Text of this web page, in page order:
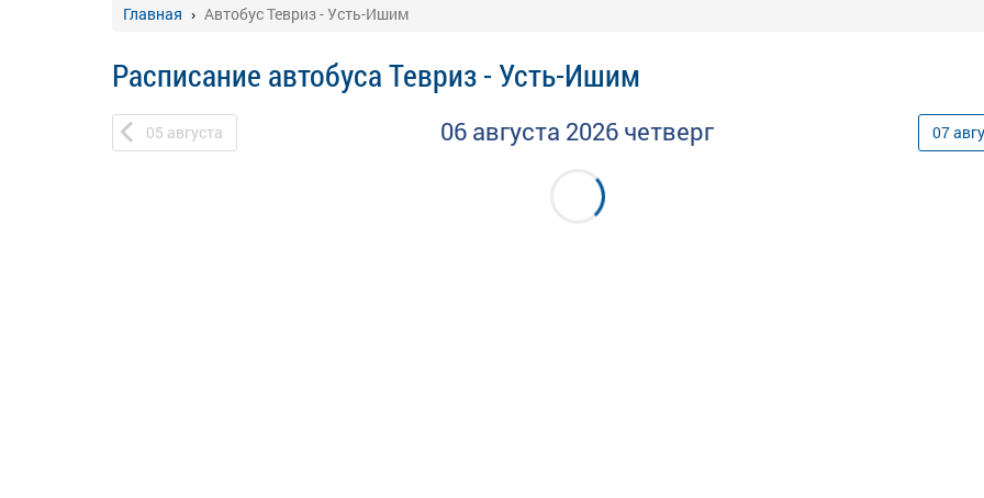
Главная Автобус Тевриз - Усть-Ишим
Расписание автобуса Тевриз - Усть-Ишим
05 августа 06 августа 2026 четверг 07